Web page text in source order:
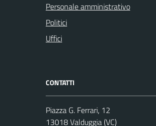
Personale amministrativo
Politici
Uffici
CONTATTI
Piazza G. Ferrari, 12
13018 Valduggia (VC)